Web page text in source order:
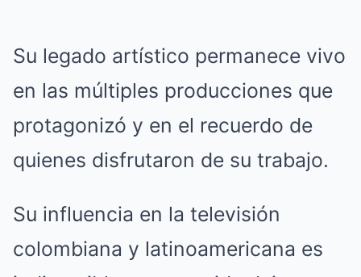
Su legado artístico permanece vivo
en las múltiples producciones que
protagonizó y en el recuerdo de
quienes disfrutaron de su trabajo.
Su influencia en la televisión
colombiana y latinoamericana es